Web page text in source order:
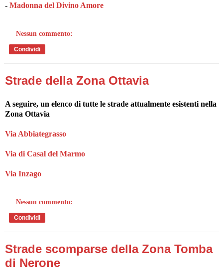
- Madonna del Divino Amore
Nessun commento:
Condividi
Strade della Zona Ottavia
A seguire, un elenco di tutte le strade attualmente esistenti nella
Zona Ottavia
Via Abbiategrasso
Via di Casal del Marmo
Via Inzago
Nessun commento:
Condividi
Strade scomparse della Zona Tomba
di Nerone